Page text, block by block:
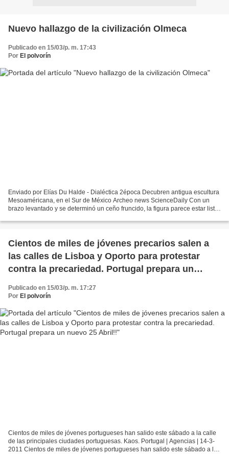
Nuevo hallazgo de la civilización Olmeca
Publicado en 15/03/p. m. 17:43
Por El polvorín
Enviado por Elías Du Halde - Dialéctica 2época Decubren antigua escultura
Mesoaméricana, en el Sur de México Archeo news ScienceDaily Con un
brazo levantado y se determinó un ceño fruncido, la figura parece estar listo
Cientos de miles de jóvenes precarios salen a
las calles de Lisboa y Oporto para protestar
contra la precariedad. Portugal prepara un
Publicado en 15/03/p. m. 17:27
Por El polvorín
Cientos de miles de jóvenes portugueses han salido este sábado a la calle
de las principales ciudades portuguesas. Kaos. Portugal | Agencias | 14-3-
2011 Cientos de miles de jóvenes portugueses han salido este sábado a la